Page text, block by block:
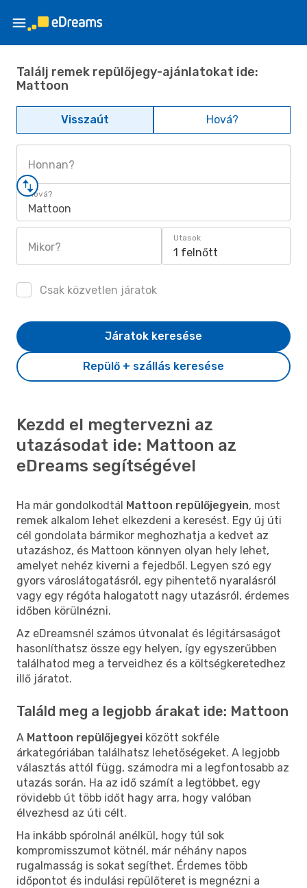
Találj remek repülőjegy-ajánlatokat ide:
Mattoon
Visszaút Hová?
Honnan?
Hová?
Mattoon
Mikor?
Utasok
1 felnőtt
Csak közvetlen járatok
Repülő + szállás keresése
Járatok keresése
Kezdd el megtervezni az
utazásodat ide: Mattoon az
eDreams segítségével
Ha már gondolkodtál Mattoon repülőjegyein, most
remek alkalom lehet elkezdeni a keresést. Egy új úti
cél gondolata bármikor meghozhatja a kedvet az
utazáshoz, és Mattoon könnyen olyan hely lehet,
amelyet nehéz kiverni a fejedből. Legyen szó egy
gyors városlátogatásról, egy pihentető nyaralásról
vagy egy régóta halogatott nagy utazásról, érdemes
időben körülnézni.
Az eDreamsnél számos útvonalat és légitársaságot
hasonlíthatsz össze egy helyen, így egyszerűbben
találhatod meg a terveidhez és a költségkeretedhez
illő járatot.
Találd meg a legjobb árakat ide: Mattoon
A Mattoon repülőjegyei között sokféle
árkategóriában találhatsz lehetőségeket. A legjobb
választás attól függ, számodra mi a legfontosabb az
utazás során. Ha az idő számít a legtöbbet, egy
rövidebb út több időt hagy arra, hogy valóban
élvezhesd az úti célt.
Ha inkább spórolnál anélkül, hogy túl sok
kompromisszumot kötnél, már néhány napos
rugalmasság is sokat segíthet. Érdemes több
időpontot és indulási repülőteret is megnézni a